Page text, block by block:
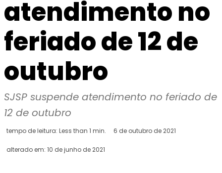
atendimento no
feriado de 12 de
outubro
SJSP suspende atendimento no feriado de
12 de outubro
tempo de leitura: Less than 1 min. 6 de outubro de 2021
alterado em: 10 de junho de 2021